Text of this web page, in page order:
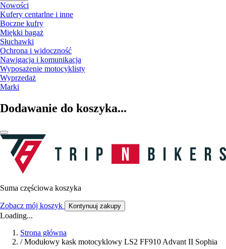
Nowości
Kufery centarlne i inne
Boczne kufry
Miękki bagaż
Słuchawki
Ochrona i widoczność
Nawigacja i komunikacja
Wyposażenie motocyklisty
Wyprzedaż
Marki
Dodawanie do koszyka...
Suma częściowa koszyka
Zobacz mój koszyk Kontynuuj zakupy
Loading...
Strona główna
/ Modułowy kask motocyklowy LS2 FF910 Advant II Sophia